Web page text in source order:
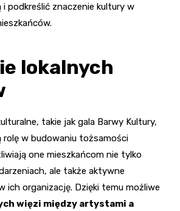
i podkreślić znaczenie kultury w
lokalnych
takie jak gala Barwy Kultury,
rolę w budowaniu tożsamości
one mieszkańcom nie tylko
ale także aktywne
ich organizację. Dzięki temu możliwe
więzi między artystami a